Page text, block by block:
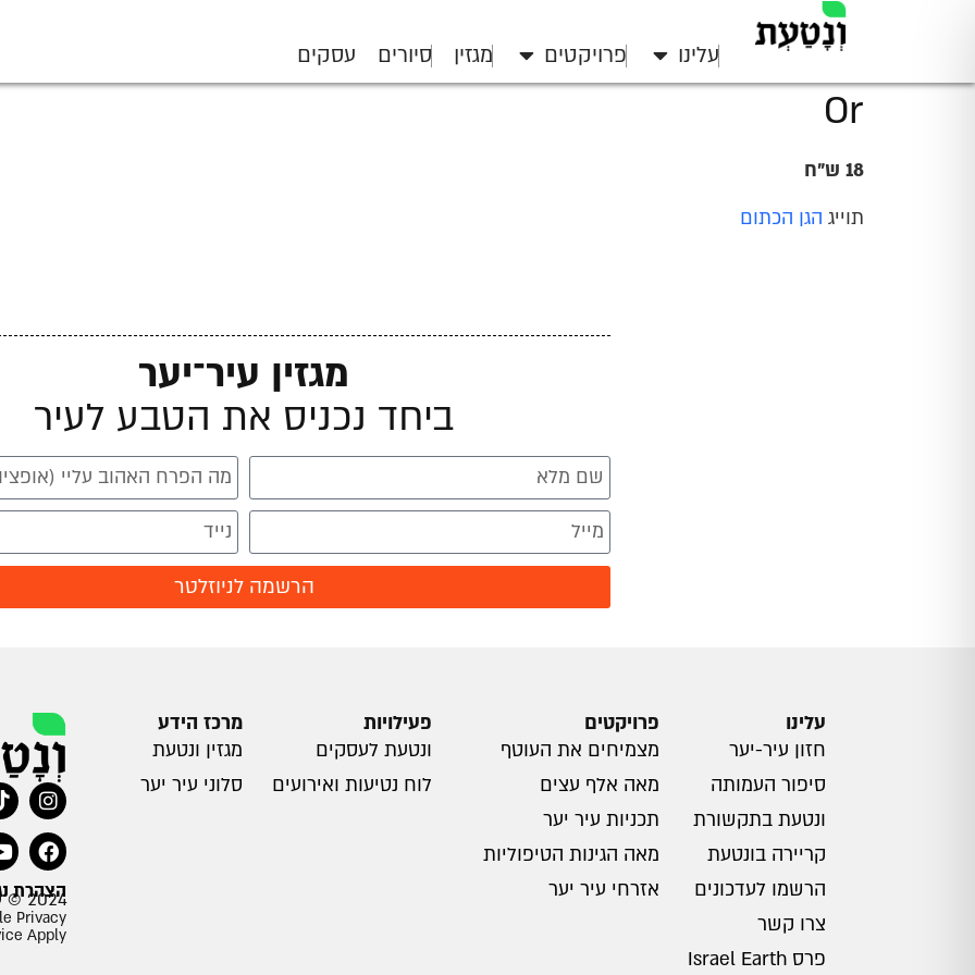
עלינו פרויקטים מגזין סיורים עסקים
Or
18 ש"ח
תוייג הגן הכתום
מגזין עיר־יער
ביחד נכניס את הטבע לעיר
הרשמה לניוזלטר
עלינו
חזון עיר-יער
סיפור העמותה
ונטעת בתקשורת
קריירה בונטעת
הרשמו לעדכונים
צרו קשר
פרס Israel Earth
פרויקטים
מצמיחים את העוטף
מאה אלף עצים
תכניות עיר יער
מאה הגינות הטיפוליות
אזרחי עיר יער
פעילויות
ונטעת לעסקים
לוח נטיעות ואירועים
מרכז הידע
מגזין ונטעת
סלוני עיר יער
הצהרת
2024 © עמותת ונטעת
Privacy
Apply